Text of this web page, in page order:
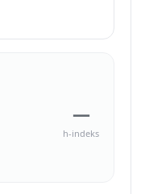
—
h-indeks